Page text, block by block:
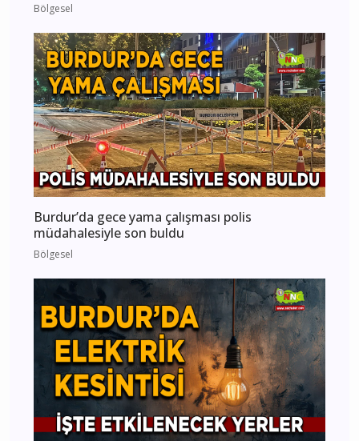
Bölgesel
Burdur’da gece yama çalışması polis
müdahalesiyle son buldu
Bölgesel